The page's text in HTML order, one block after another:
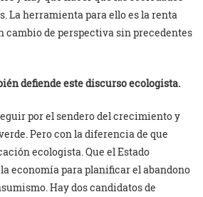
La herramienta para ello es la renta
cambio de perspectiva sin precedentes
defiende este discurso ecologista.
por el sendero del crecimiento y
Pero con la diferencia de que
ecologista. Que el Estado
economía para planificar el abandono
Hay dos candidatos de